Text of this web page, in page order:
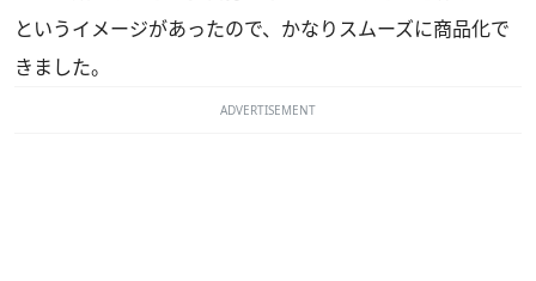
というイメージがあったので、かなりスムーズに商品化で
きました。
ADVERTISEMENT